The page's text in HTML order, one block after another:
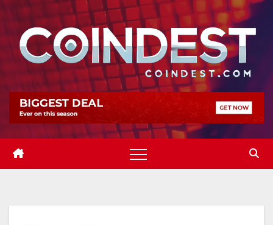
Skip
content